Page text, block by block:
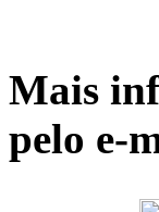
Mais
pelo e-